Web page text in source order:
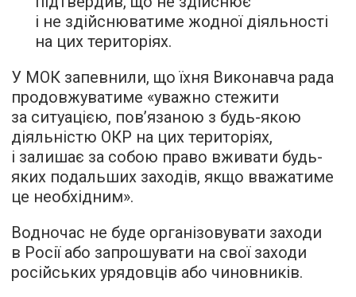
і не здійснюватиме жодної діяльності
на цих територіях.
У МОК запевнили, що їхня Виконавча рада
продовжуватиме «уважно стежити
за ситуацією, пов’язаною з будь-якою
діяльністю ОКР на цих територіях,
і залишає за собою право вживати будь-
яких подальших заходів, якщо вважатиме
це необхідним».
Водночас не буде організовувати заходи
в Росії або запрошувати на свої заходи
російських урядовців або чиновників.